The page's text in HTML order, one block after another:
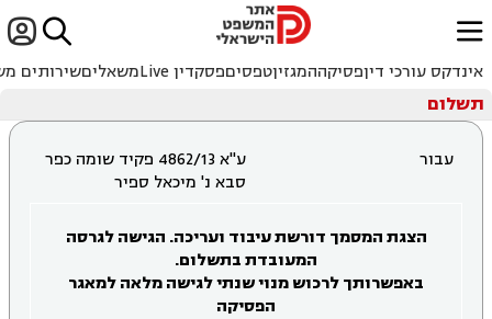

ﱐ
אינדקס עורכי דיןפסיקההמגזיןטפסיםפסקדין Live משאליםשירותים
תשלום
עבור
ע"א 4862/13 פקיד שומה כפר
סבא נ' מיכאל ספיר
הצגת המסמך דורשת עיבוד ועריכה. הגישה לגרסה
המעובדת בתשלום.
באפשרותך לרכוש מנוי שנתי לגישה מלאה למאגר
הפסיקה